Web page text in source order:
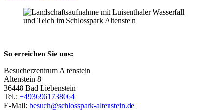
So erreichen Sie uns:
Besucherzentrum Altenstein
Altenstein 8
36448 Bad Liebenstein
Tel.: +4936961738064
E-Mail: besuch@schlosspark-altenstein.de